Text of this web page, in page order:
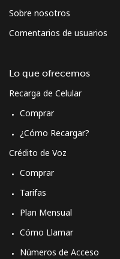
Sobre nosotros
Comentarios de usuarios
Lo que ofrecemos
Recarga de Celular
Comprar
¿Cómo Recargar?
Crédito de Voz
Comprar
Tarifas
Plan Mensual
Cómo Llamar
Números de Acceso